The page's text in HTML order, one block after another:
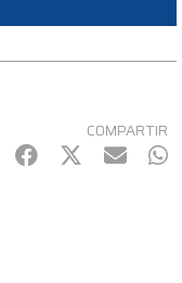
COMPARTIR
Facebook
Twitter
mail